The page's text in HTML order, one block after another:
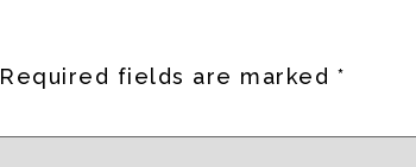
Required fields are marked *